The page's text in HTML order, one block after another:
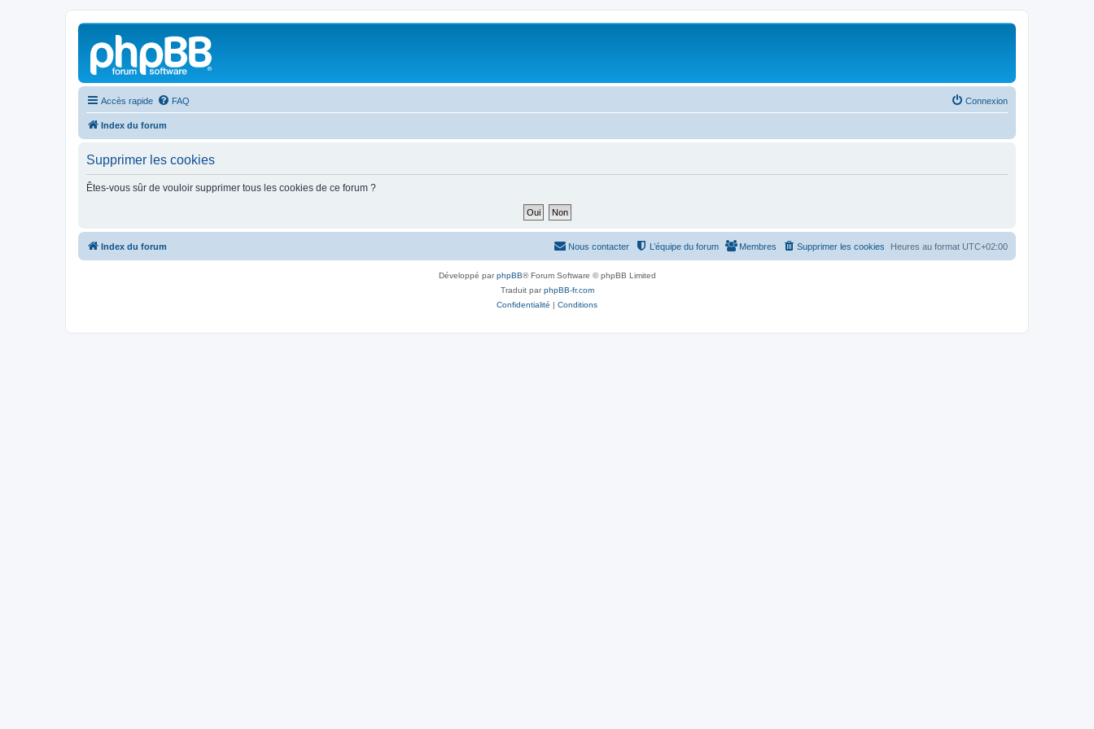
Accès rapide FAQ Connexion
Index du forum
Supprimer les cookies
Êtes-vous sûr de vouloir supprimer tous les cookies de ce forum ?
Index du forum Heures au format UTC+02:00
Supprimer les cookies
Membres
L’équipe du forum
Nous contacter
Développé parphpBB® Forum Software © phpBB Limited
Traduit parphpBB-fr.com
Confidentialité | Conditions